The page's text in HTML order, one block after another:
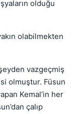
olduğu
olabilmekten
vazgeçmiş
olmuştur. Füsun
Kemal’in her
çalıp